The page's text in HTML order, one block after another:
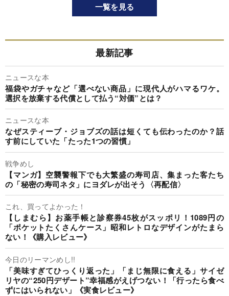
一覧を見る
最新記事
ニュースな本
福袋やガチャなど「選べない商品」に現代人がハマるワケ。
選択を放棄する代償として払う“対価”とは？
ニュースな本
なぜスティーブ・ジョブズの話は短くても伝わったのか？話
す前にしていた「たった1つの習慣」
戦争めし
【マンガ】空襲警報下でも大繁盛の寿司店、集まった客たち
の「秘密の寿司ネタ」にヨダレが出そう〈再配信〉
これ、買ってよかった！
【しまむら】お薬手帳と診察券45枚がスッポリ！1089円の
「ポケットたくさんケース」昭和レトロなデザインがたまら
ない！《購入レビュー》
今日のリーマンめし!!
「美味すぎてひっくり返った」「まじ無限に食える」サイゼ
リヤの“250円デザート”幸福感がえげつない！「行ったら食べ
ずにはいられない」《実食レビュー》